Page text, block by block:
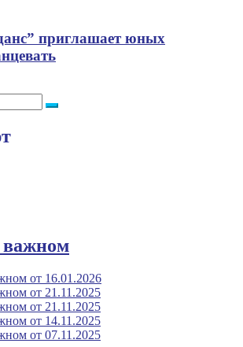
приглашает юных
Поиск
важном
от 16.01.2026
от 21.11.2025
от 21.11.2025
от 14.11.2025
от 07.11.2025